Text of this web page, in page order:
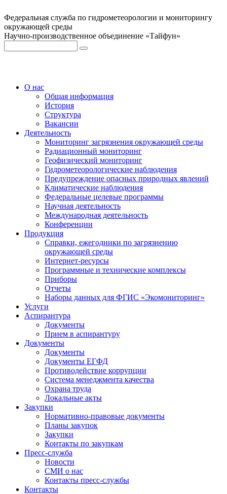
Федеральная служба по гидрометеорологии и мониторингу
окружающей среды
Научно-производственное объединение «Тайфун»
О нас
Общая информация
История
Структура
Вакансии
Деятельность
Мониторинг загрязнения окружающей среды
Радиационный мониторинг
Геофизический мониторинг
Гидрометеорологические наблюдения
Предупреждение опасных природных явлений
Климатические наблюдения
Федеральные целевые программы
Научная деятельность
Международная деятельность
Конференции
Продукция
Справки, ежегодники по загрязнению
окружающей среды
Интернет-ресурсы
Программные и технические комплексы
Приборы
Отчеты
Наборы данных для ФГИС «Экомониторинг»
Услуги
Аспирантура
Документы
Прием в аспирантуру
Документы
Документы
Документы ЕГФД
Противодействие коррупции
Система менеджмента качества
Охрана труда
Локальные акты
Закупки
Нормативно-правовые документы
Планы закупок
Закупки
Контакты по закупкам
Пресс-служба
Новости
СМИ о нас
Контакты пресс-службы
Контакты